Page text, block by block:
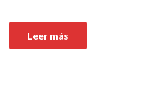
Leer más